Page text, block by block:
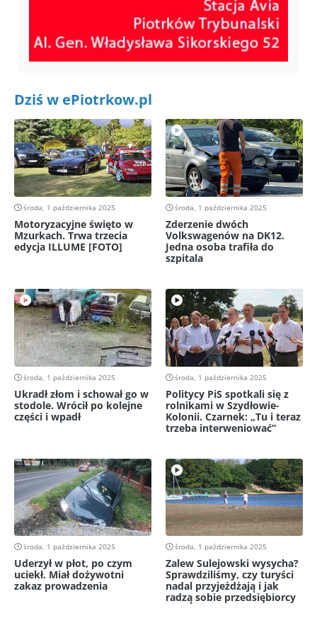
Dziś w ePiotrkow.pl
środa, 1 października 2025
Motoryzacyjne święto w
Mzurkach. Trwa trzecia
edycja ILLUME [FOTO]
środa, 1 października 2025
Zderzenie dwóch
Volkswagenów na DK12.
Jedna osoba trafiła do
szpitala
środa, 1 października 2025
Ukradł złom i schował go w
stodole. Wrócił po kolejne
części i wpadł
środa, 1 października 2025
Politycy PiS spotkali się z
rolnikami w Szydłowie-
Kolonii. Czarnek: „Tu i teraz
trzeba interweniować”
środa, 1 października 2025
Uderzył w płot, po czym
uciekł. Miał dożywotni
zakaz prowadzenia
środa, 1 października 2025
Zalew Sulejowski wysycha?
Sprawdziliśmy, czy turyści
nadal przyjeżdżają i jak
radzą sobie przedsiębiorcy